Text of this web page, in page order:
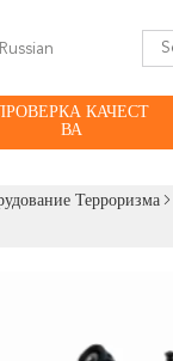
Russian
КАЧЕСТ
ВА
Терроризма